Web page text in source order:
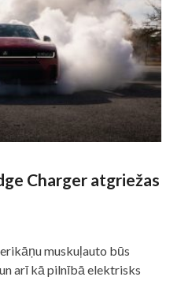
Charger atgriežas
muskuļauto būs
arī kā pilnībā elektrisks